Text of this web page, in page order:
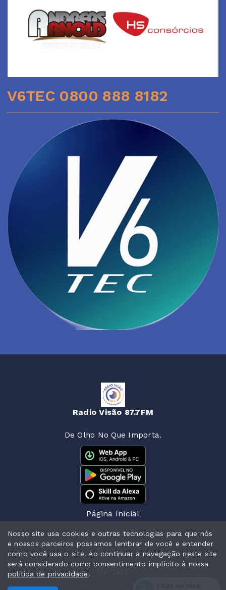
V6TEC 0800 888 8182
Radio Visão 87.7FM
De Olho No Que Importa.
Página Inicial
Programação
Notícias
Nosso site usa cookies e outras tecnologias para que nós
e nossos parceiros possamos lembrar de você e entender
como você usa o site. Ao continuar a navegação neste site
será considerado como consentimento implícito à nossa
política de privacidade.